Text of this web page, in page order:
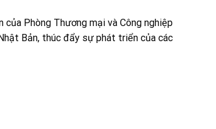
của Phòng Thương mại và Công nghiệp
Bản, thúc đẩy sự phát triển của các